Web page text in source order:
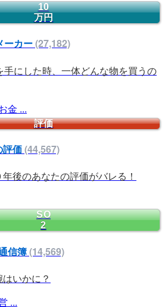
10
万円
ーカー(27,182)
手にした時、一体どんな物を買うの
金 ...
評価
評価(44,567)
後のあなたの評価がバレる！
SO
2
信簿(14,569)
いかに？
...